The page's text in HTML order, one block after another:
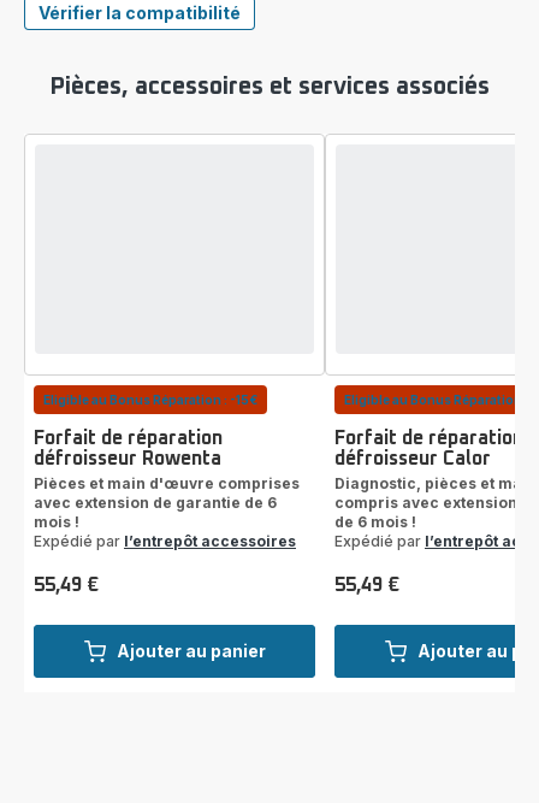
Vérifier la compatibilité
Pièces, accessoires et services associés
Ajouter au panier
Eligible au Bonus Réparation : -15€
Forfait de réparation
défroisseur Rowenta
Pièces et main d'œuvre comprises
avec extension de garantie de 6
mois !
Expédié par l’entrepôt accessoires
Prix
55,49 €
Ajouter au
Eligible au Bonus Réparation : -
Forfait de réparation
défroisseur Calor
Diagnostic, pièces et
compris avec extension
de 6 mois !
Expédié par l’entrepôt
Prix
55,49 €